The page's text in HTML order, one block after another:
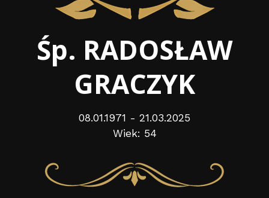
Śp. RADOSŁAW
GRACZYK
08.01.1971 - 21.03.2025
Wiek: 54